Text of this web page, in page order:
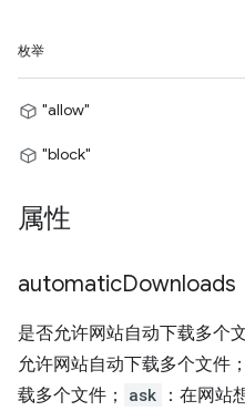
枚举
"allow"
"block"
属性
automaticDownloads
是否允许网站自动下载多个
允许网站自动下载多个文件；
载多个文件；
ask
：在网站